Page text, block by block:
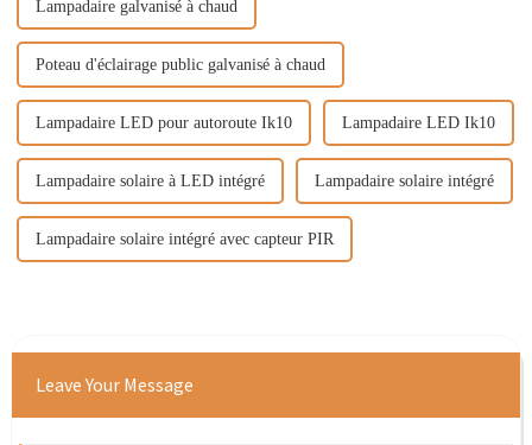
Lampadaire galvanisé à chaud
Poteau d'éclairage public galvanisé à chaud
Lampadaire LED pour autoroute Ik10 Lampadaire LED Ik10
Lampadaire solaire à LED intégré Lampadaire solaire intégré
Lampadaire solaire intégré avec capteur PIR
Leave Your Message